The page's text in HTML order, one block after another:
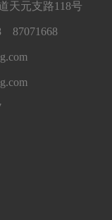
天元支路118号
87071668